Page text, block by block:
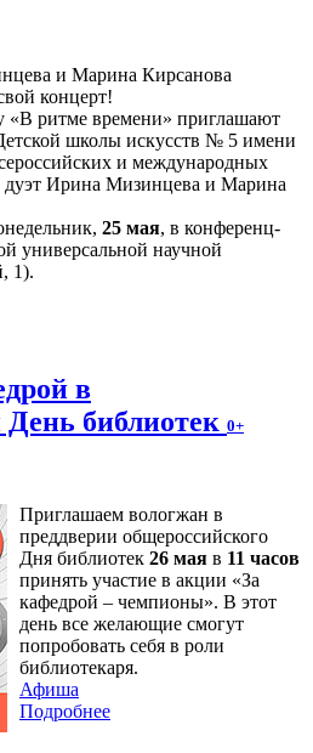
«В ритме времени» приглашают
школы искусств № 5 имени
и международных
дуэт Ирина Мизинцева и Марина
25 мая, в конференц-
универсальной научной
1).
в
библиотек 0+
Приглашаем вологжан в
преддверии общероссийского
Дня библиотек 26 мая в 11 часов
принять участие в акции «За
кафедрой – чемпионы». В этот
день все желающие смогут
попробовать себя в роли
библиотекаря.
Афиша
Подробнее